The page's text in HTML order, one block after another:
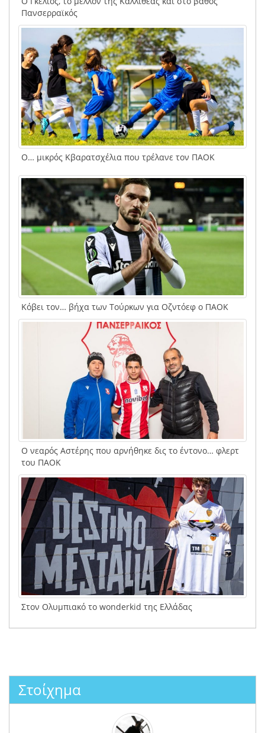
Πανσερραϊκός
Ο… μικρός Κβαρατσχέλια που τρέλανε τον ΠΑΟΚ
Κόβει τον… βήχα των Τούρκων για Οζντόεφ ο ΠΑΟΚ
Ο νεαρός Αστέρης που αρνήθηκε δις το έντονο… φλερτ
του ΠΑΟΚ
Στον Ολυμπιακό το wonderkid της Ελλάδας
Στοίχημα